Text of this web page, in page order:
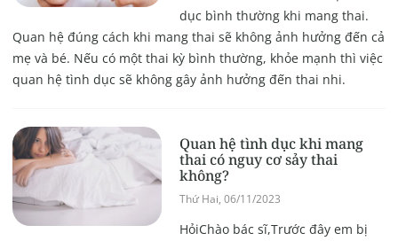
dục bình thường khi mang thai.
Quan hệ đúng cách khi mang thai sẽ không ảnh hưởng đến cả
mẹ và bé. Nếu có một thai kỳ bình thường, khỏe mạnh thì việc
quan hệ tình dục sẽ không gây ảnh hưởng đến thai nhi.
Quan hệ tình dục khi mang
thai có nguy cơ sảy thai
không?
Thứ Hai, 06/11/2023
HỏiChào bác sĩ,Trước đây em bị